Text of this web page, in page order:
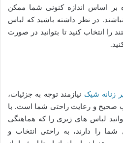
بر اساس اندازه کنونی شما ممکن
در نظر داشته باشید که لباس
را انتخاب کنید تا بتوانید در صورت
زنانه شیک نیازمند توجه به جزئیات،
صحیح و رعایت راحتی شما است. با
لباس ‌های زیری را که هماهنگی
شما را دارند، به راحتی انتخاب و